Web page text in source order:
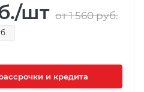
/шт от 1 560руб.
и кредита